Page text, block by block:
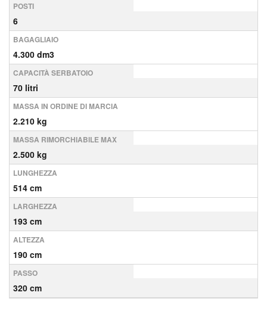
POSTI
6
BAGAGLIAIO
4.300 dm3
CAPACITÀ SERBATOIO
70 litri
MASSA IN ORDINE DI MARCIA
2.210 kg
MASSA RIMORCHIABILE MAX
2.500 kg
LUNGHEZZA
514 cm
LARGHEZZA
193 cm
ALTEZZA
190 cm
PASSO
320 cm